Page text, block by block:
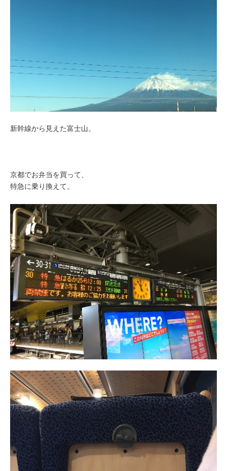
新幹線から見えた富士山。
京都でお弁当を買って、
特急に乗り換えて。